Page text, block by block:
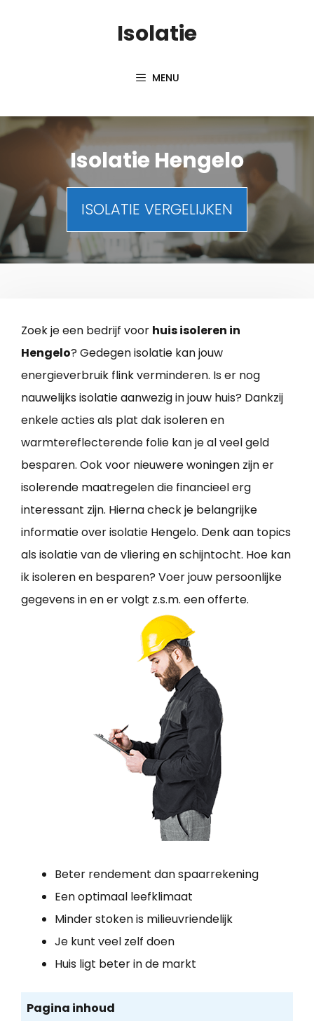
Isolatie
MENU
Isolatie Hengelo
ISOLATIE VERGELIJKEN
Zoek je een bedrijf voor huis isoleren in
Hengelo? Gedegen isolatie kan jouw
energieverbruik flink verminderen. Is er nog
nauwelijks isolatie aanwezig in jouw huis? Dankzij
enkele acties als plat dak isoleren en
warmtereflecterende folie kan je al veel geld
besparen. Ook voor nieuwere woningen zijn er
isolerende maatregelen die financieel erg
interessant zijn. Hierna check je belangrijke
informatie over isolatie Hengelo. Denk aan topics
als isolatie van de vliering en schijntocht. Hoe kan
ik isoleren en besparen? Voer jouw persoonlijke
gegevens in en er volgt z.s.m. een offerte.
Beter rendement dan spaarrekening
Een optimaal leefklimaat
Minder stoken is milieuvriendelijk
Je kunt veel zelf doen
Huis ligt beter in de markt
Pagina inhoud